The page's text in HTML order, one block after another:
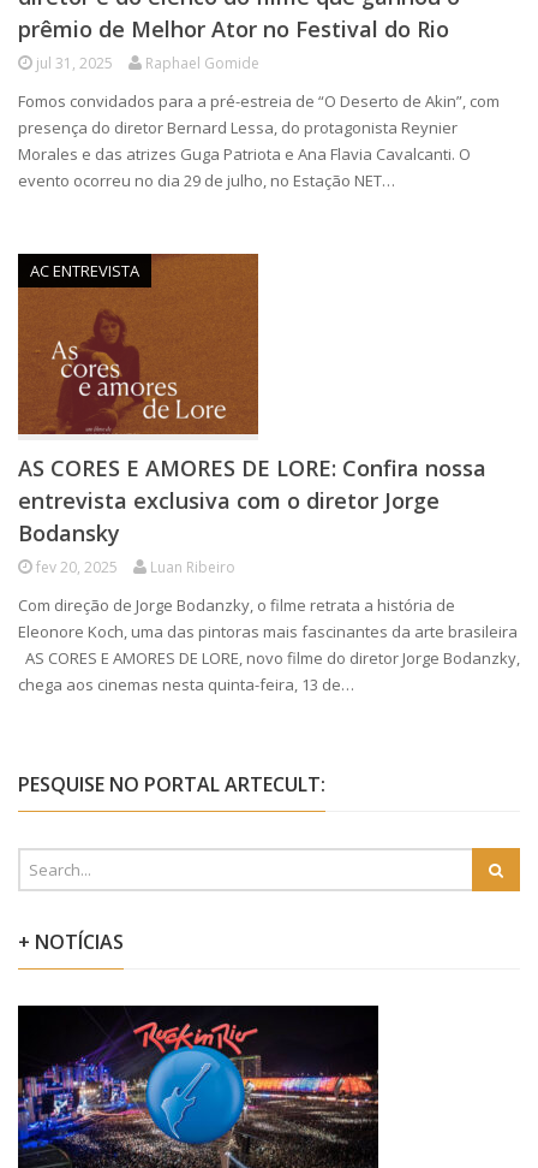
prêmio de Melhor Ator no Festival do Rio
jul 31, 2025 Raphael Gomide
Fomos convidados para a pré-estreia de “O Deserto de Akin”, com
presença do diretor Bernard Lessa, do protagonista Reynier
Morales e das atrizes Guga Patriota e Ana Flavia Cavalcanti. O
evento ocorreu no dia 29 de julho, no Estação NET…
AC ENTREVISTA
AS CORES E AMORES DE LORE: Confira nossa
entrevista exclusiva com o diretor Jorge
Bodansky
fev 20, 2025 Luan Ribeiro
Com direção de Jorge Bodanzky, o filme retrata a história de
Eleonore Koch, uma das pintoras mais fascinantes da arte brasileira
AS CORES E AMORES DE LORE, novo filme do diretor Jorge Bodanzky,
chega aos cinemas nesta quinta-feira, 13 de…
PESQUISE NO PORTAL ARTECULT:
+ NOTÍCIAS